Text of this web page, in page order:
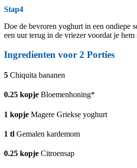
Stap4
Doe de bevroren yoghurt in een ondiepe
een uur terug in de vriezer voordat je hem
Ingredienten voor 2 Porties
5 Chiquita bananen
0.25 kopje Bloemenhoning*
1 kopje Magere Griekse yoghurt
1 tl Gemalen kardemom
0.25 kopje Citroensap